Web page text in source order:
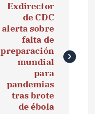
Exdirector
de CDC
alerta sobre
falta de
preparación
mundial
para
pandemias
tras brote
de ébola